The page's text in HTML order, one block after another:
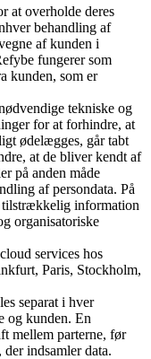
at overholde deres
behandling af
af kunden i
fungerer som
kunden, som er
tekniske og
for at forhindre, at
ødelægges, går tabt
at de bliver kendt af
på anden måde
af persondata. På
information
organisatoriske
services hos
Paris, Stockholm,
separat i hver
og kunden. En
mellem parterne, før
indsamler data.